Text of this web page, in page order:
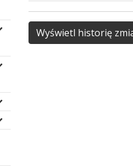
Wyświetl historię